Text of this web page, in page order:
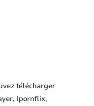
télécharger
Ipornflix,